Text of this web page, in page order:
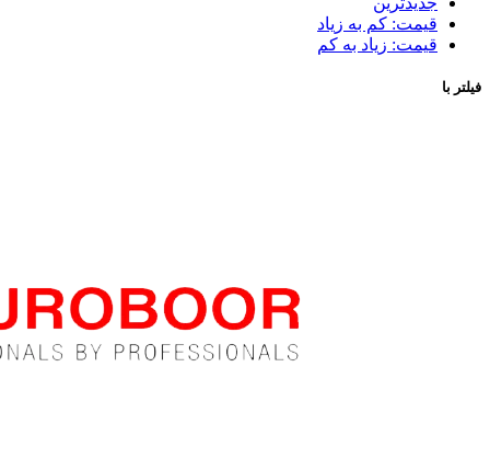
قیمت: کم به زیاد
قیمت: زیاد به کم
فیلتر با